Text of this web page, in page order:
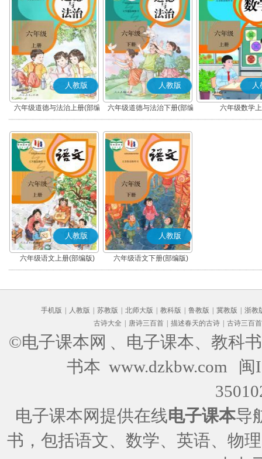
人教版
六年级道德与法治上册(部编
版)
人教版
六年级道德与法治下册(部编
版)
人
六年级数学
人教版
六年级语文上册(部编版)
人教版
六年级语文下册(部编版)
手机版 人教版 苏教版 北师大版 教科版 鲁教版 冀教版
浙教
古诗大全
唐诗三百首 描述春天的古诗 古诗三百首
©电子课本网 、电子课本、教科
书本 www.dzkbw.com
闽
电子课本网提供在线电子课本导
书，包括语文、数学、英语、物